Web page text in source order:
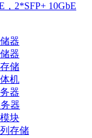
，2*SFP+ 10GbE
器
器
储
机
器
器
块
存储